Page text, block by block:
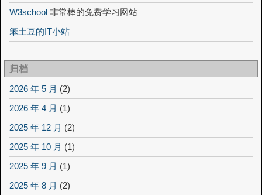
W3school 非常棒的免费学习网站
笨土豆的IT小站
归档
2026 年 5 月 (2)
2026 年 4 月 (1)
2025 年 12 月 (2)
2025 年 10 月 (1)
2025 年 9 月 (1)
2025 年 8 月 (2)